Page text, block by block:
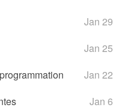
Jan 29
Jan 25
Jan 22
Jan 6